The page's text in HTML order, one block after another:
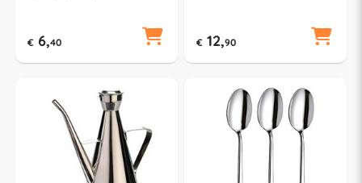
€ 6,40 € 12,90